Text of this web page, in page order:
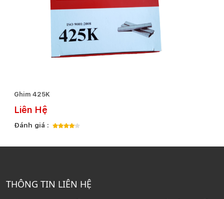
Ghim 425K
Liên Hệ
Đánh giá :
THÔNG TIN LIÊN HỆ